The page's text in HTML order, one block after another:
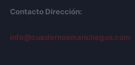
Contacto Dirección:
info@cuadernosmanchegos.com